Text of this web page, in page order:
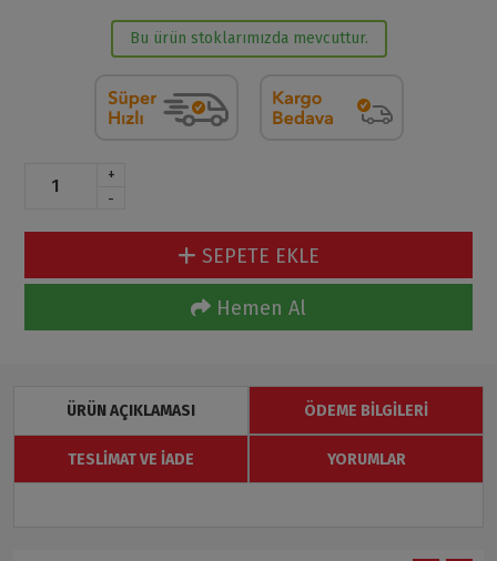
Bu ürün stoklarımızda mevcuttur.
+
-
SEPETE EKLE
Hemen Al
ÜRÜN AÇIKLAMASI ÖDEME BILGILERI
TESLIMAT VE İADE YORUMLAR